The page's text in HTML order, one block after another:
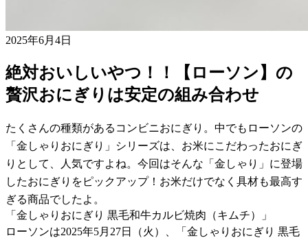
2025年6月4日
絶対おいしいやつ！！【ローソン】の
贅沢おにぎりは安定の組み合わせ
たくさんの種類があるコンビニおにぎり。中でもローソンの
「金しゃりおにぎり」シリーズは、お米にこだわったおにぎ
りとして、人気ですよね。今回はそんな「金しゃり」に登場
したおにぎりをピックアップ！お米だけでなく具材も最高す
ぎる商品でしたよ。
「金しゃりおにぎり 黒毛和牛カルビ焼肉（キムチ）」
ローソンは2025年5月27日（火）、「金しゃりおにぎり 黒毛